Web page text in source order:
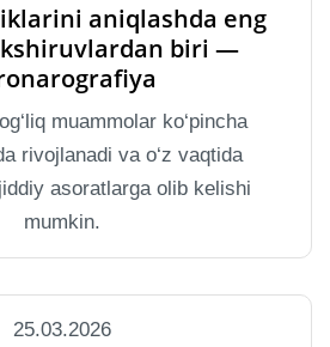
aniqlashda eng
biri —
muammolar ko‘pincha
rivojlanadi va o‘z vaqtida
asoratlarga olib kelishi
mumkin.
25.03.2026